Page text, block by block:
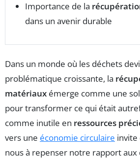
Importance de la
dans un avenir durable
Dans un monde où les déchets
problématique croissante, la
matériaux émerge comme une
pour transformer ce qui était
comme inutile en ressources
vers une économie circulaire invite
nous à repenser notre rapport aux